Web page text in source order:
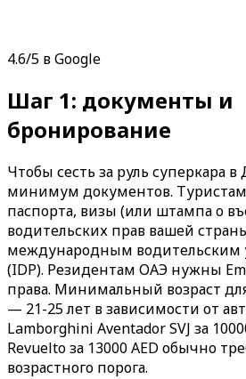
4.6/5 в Google
Шаг 1: документы и
бронирование
Чтобы сесть за руль суперкара
минимум документов.
паспорта, визы (или штампа о
водительских прав вашей
международным водительским
(IDP). Резидентам ОАЭ нужны
права. Минимальный возраст
— 21-25 лет в зависимости от
Lamborghini Aventador SVJ за
Revuelto за 13000 AED обычно
возрастного порога.